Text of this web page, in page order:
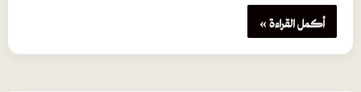
أكمل القراءة »